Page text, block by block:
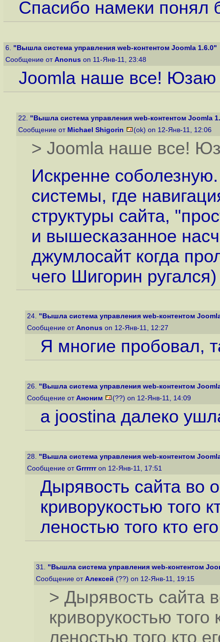
Спасибо намеки понял
6. "Вышла система управления web-контентом Joomla 1.6.0"
Сообщение от Anonus on 11-Янв-11, 23:48
Joomla наше все! Юзаю
22. "Вышла система управления web-контентом Joomla
Сообщение от Michael Shigorin (ok) on 12-Янв-11, 12:06
> Joomla наше все!
Искренне
системы, где
структуры сайта,
и вышесказанное
джумлосайт когда
чего Шигорин ругался)
24. "Вышла система управления web-контентом
Сообщение от Anonus on 12-Янв-11, 12:27
Я многие пробовал,
26. "Вышла система управления web-контентом
Сообщение от Аноним (??) on 12-Янв-11, 14:09
a joostina далеко
28. "Вышла система управления web-контентом
Сообщение от Grrrrrron 12-Янв-11, 17:51
Дырявость сайта во
криворукостью того
леностью того кто
31. "Вышла система управления web-контентом
Сообщение от Алексей (??) on 12-Янв-11, 19:15
> Дырявость сайта
криворукостью того
леностью того кто